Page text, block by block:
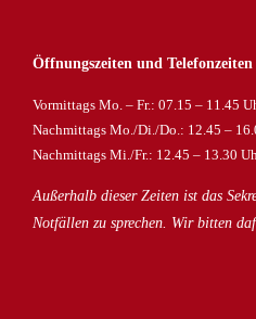
Öffnungszeiten und
Vormittags Mo. – Fr.: 07.15 – 11.45
Nachmittags Mo./Di./Do.: 12.45 –
Nachmittags Mi./Fr.: 12.45 – 13.30
Außerhalb dieser Zeiten ist das
Notfällen zu sprechen. Wir bitten